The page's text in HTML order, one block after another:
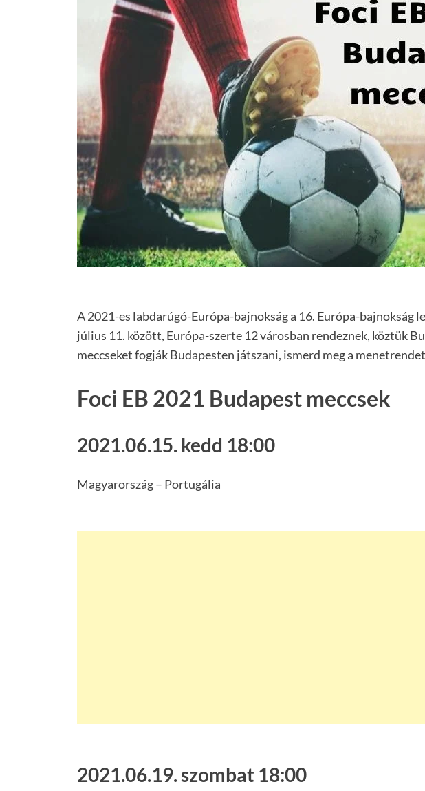
A 2021-es labdarúgó-Európa-bajnokság a 16. Európa-bajnokság
július 11. között, Európa-szerte 12 városban rendeznek, köztük
meccseket fogják Budapesten játszani, ismerd meg a
Foci EB 2021 Budapest meccsek
2021.06.15. kedd 18:00
Magyarország – Portugália
2021.06.19. szombat 18:00